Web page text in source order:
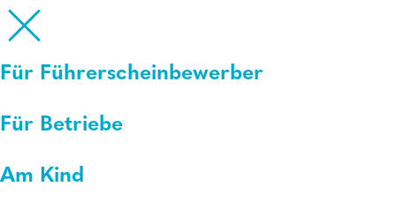
Für Führerscheinbewerber
Für Betriebe
Am Kind